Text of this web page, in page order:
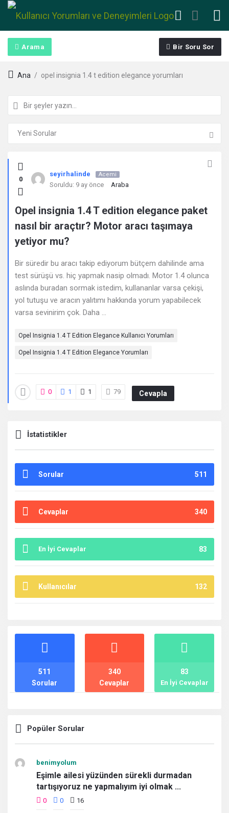
Arama Bir Soru Sor
Ana / opel insignia 1.4 t edition elegance yorumları
Kullanıcı
Yorumları
ve
Deneyimleri
En
sonuncu
Sorular
0
seyirhalinde Acemi
Soruldu: 9 ay önce Araba
Opel insignia 1.4 T edition elegance paket
nasıl bir araçtır? Motor aracı taşımaya
yetiyor mu?
Bir süredir bu aracı takip ediyorum bütçem dahilinde ama
test sürüşü vs. hiç yapmak nasip olmadı. Motor 1.4 olunca
aslında buradan sormak istedim, kullananlar varsa çekişi,
yol tutuşu ve aracın yalıtımı hakkında yorum yapabilecek
varsa sevinirim çok. Daha ...
Opel Insignia 1.4 T Edition Elegance Kullanıcı Yorumları
Opel Insignia 1.4 T Edition Elegance Yorumları
0 1 1 79 Cevapla
İstatistikler
Sorular 511
Cevaplar 340
En İyi Cevaplar 83
Kullanıcılar 132
İstatistikler
Sorular
511
Cevaplar
340
En İyi Cevaplar
83
Popüler Sorular
benimyolum
Eşimle ailesi yüzünden sürekli durmadan
tartışıyoruz ne yapmalıyım iyi olmak ...
0 0 16